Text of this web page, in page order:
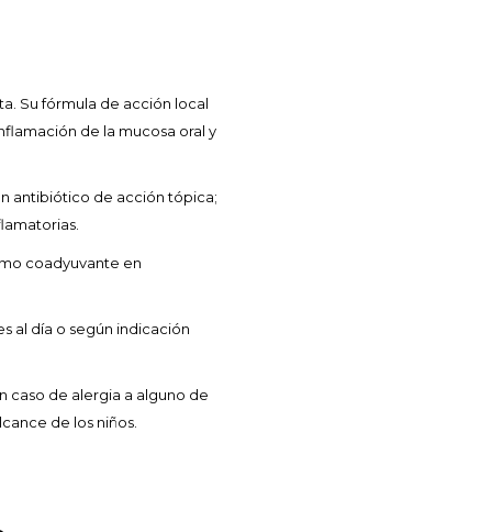
Su fórmula de acción local
de la mucosa oral y
antibiótico de acción tópica;
coadyuvante en
al día o según indicación
caso de alergia a alguno de
de los niños.